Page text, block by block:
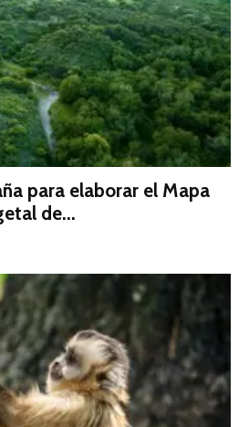
para elaborar el Mapa
de...